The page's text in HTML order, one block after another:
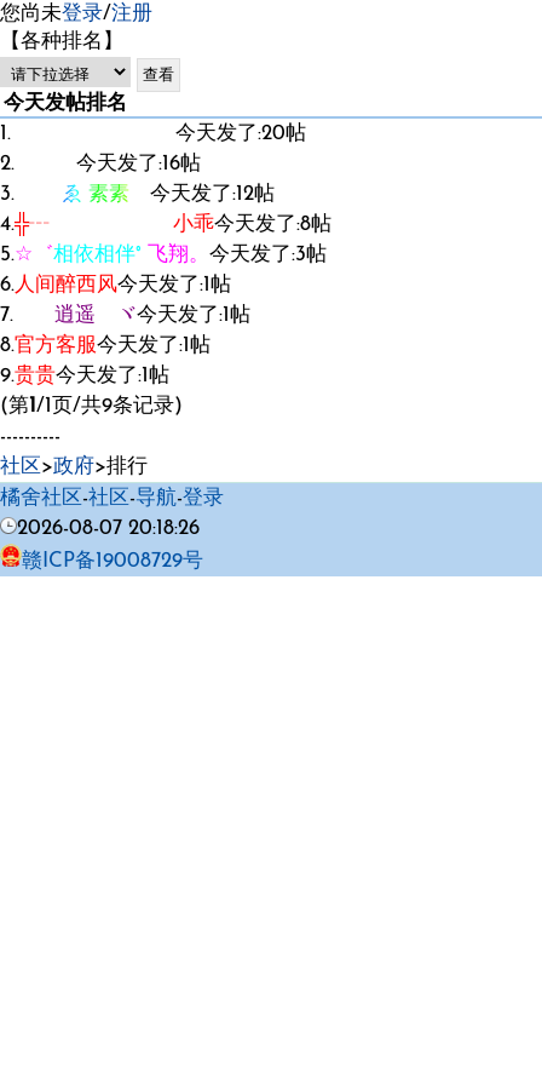
您尚未登录/注册
【各种排名】
今天发帖排名
1.
今天发了:20帖
2.
今天发了:16帖
3. ゑ 素素ゞ 今天发了:12帖
4.╬┄ 小乖今天发了:8帖
5.☆゛相依相伴° 飞翔。 今天发了:3帖
6.人间醉西风今天发了:1帖
7. 逍遥 ヾ今天发了:1帖
8.官方客服今天发了:1帖
9.贵贵今天发了:1帖
(第1 /1页/共9条记录)
----------
社区 >政府>排行
橘舍社区 -社区 -导航-登录
2026-08-07 20:18:26
赣ICP备19008729号